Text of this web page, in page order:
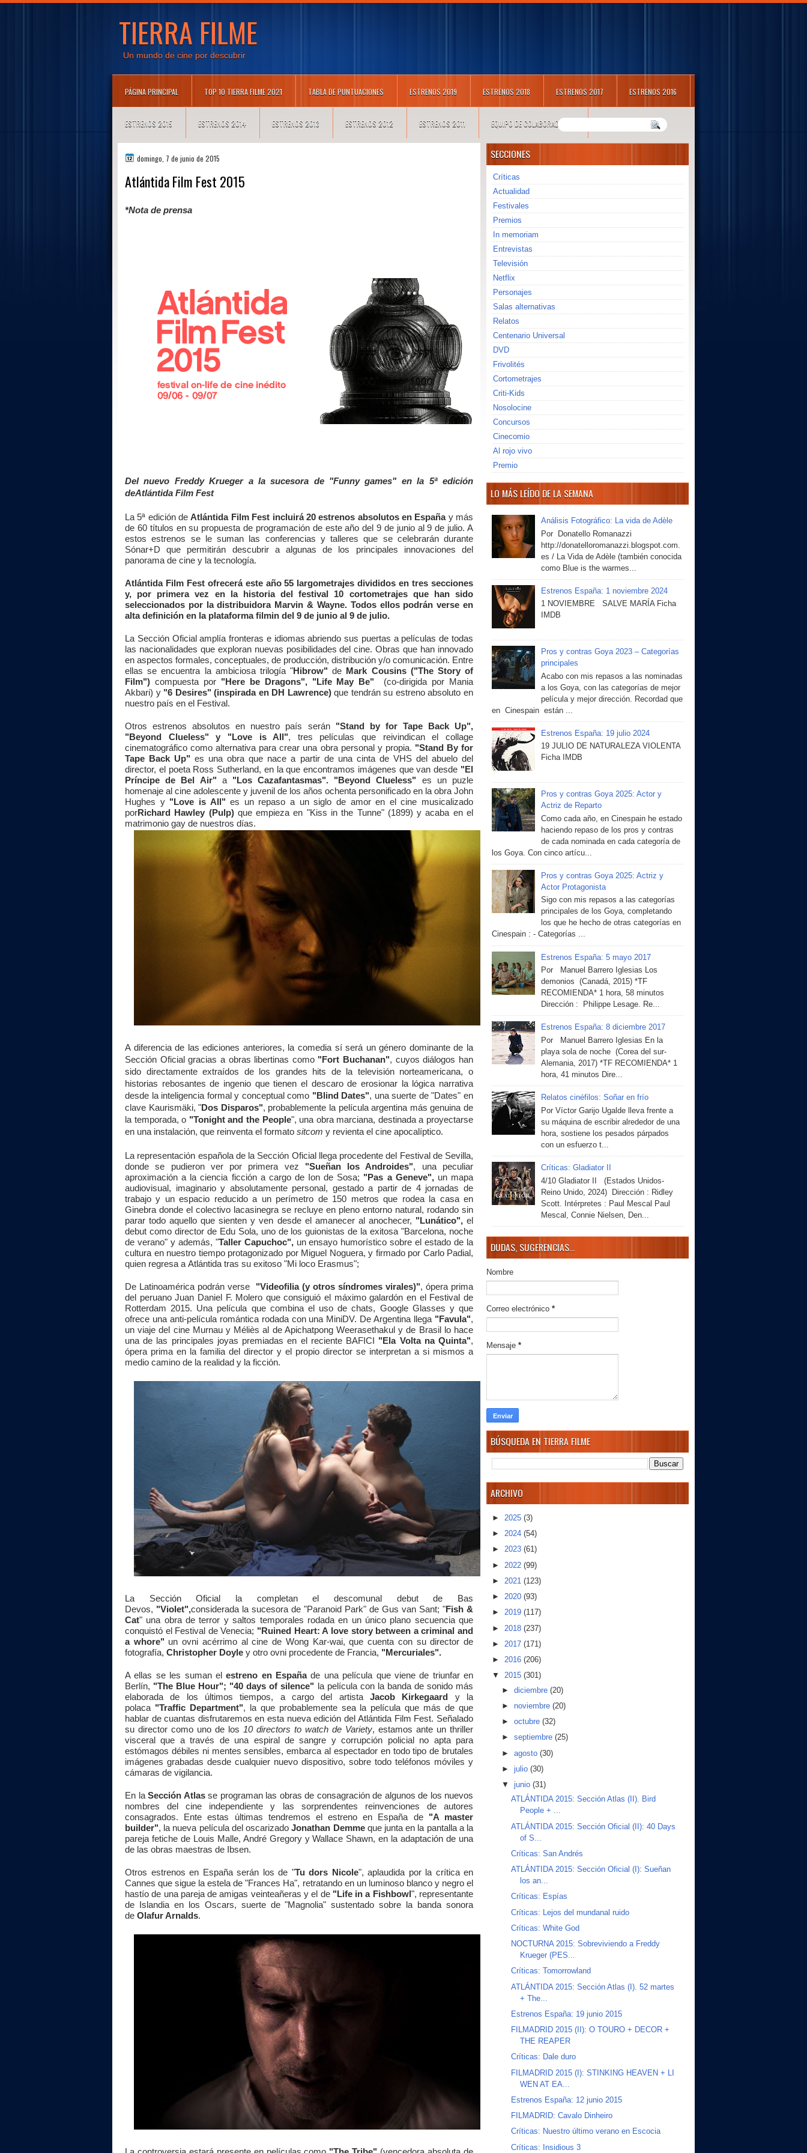
TIERRA FILME
Un mundo de cine por descubrir
PÁGINA PRINCIPAL TOP 10 TIERRA FILME 2021 TABLA DE PUNTUACIONES ESTRENOS 2019 ESTRENOS 2018 ESTRENOS 2017 ESTRENOS 2016
ESTRENOS 2015 ESTRENOS 2014 ESTRENOS 2013 ESTRENOS 2012 ESTRENOS 2011 EQUIPO DE COLABORADORES
domingo, 7 de junio de 2015
Atlántida Film Fest 2015
*Nota de prensa
Del nuevo Freddy Krueger a la sucesora de "Funny games" en la 5ª edición
deAtlántida Film Fest
La 5ª edición deAtlántidaFilm Fest incluirá 20 estrenos absolutos en Españay más
de 60 títulos en su propuesta de programación de este año del 9 de junio al 9 de julio. A
estos estrenos se le suman las conferencias y talleres que se celebrarán durante
Sónar+D que permitirán descubrir a algunas de los principales innovaciones del
panorama de cine y la tecnología.
AtlántidaFilm Festofrecerá este año55 largometrajes divididos en tres secciones
y, por primera vez en la historia del festival 10 cortometrajesque han sido
seleccionados por la distribuidora Marvin & Wayne. Todos ellos podrán verse en
alta definición en la plataforma filmin del 9 de junio al 9 de julio.
La Sección Oficial amplía fronteras e idiomas abriendo sus puertas a películas de todas
las nacionalidades que exploran nuevas posibilidades del cine. Obras que han innovado
en aspectos formales, conceptuales, de producción, distribución y/o comunicación. Entre
ellas se encuentra la ambiciosa trilogía "Hibrow"de Mark Cousins ("The Story of
Film") compuesta por "Here be Dragons", "Life May Be" (co-dirigida por Mania
Akbari) y "6 Desires"(inspirada en DH Lawrence)que tendrán su estreno absoluto en
nuestro país en el Festival.
Otros estrenos absolutos en nuestro país serán "Stand by for Tape Back Up",
"Beyond Clueless" y "Love is All", tres películas que reivindican el collage
cinematográfico como alternativa para crear una obra personal y propia. "Stand By for
Tape Back Up" es una obra que nace a partir de una cinta de VHS del abuelo del
director, el poeta Ross Sutherland, en la que encontramos imágenes que van desde "El
Príncipe de Bel Air" a "Los Cazafantasmas". "Beyond Clueless" es un puzle
homenaje al cine adolescente y juvenil de los años ochenta personificado en la obra John
Hughes y "Love is All"es un repaso a un siglo de amor en el cine musicalizado
porRichard Hawley (Pulp)que empieza en "Kiss in the Tunne" (1899) y acaba en el
matrimonio gay de nuestros días.
A diferencia de las ediciones anteriores, la comedia sí será un género dominante de la
Sección Oficial gracias a obras libertinas como "Fort Buchanan", cuyos diálogos han
sido directamente extraídos de los grandes hits de la televisión norteamericana, o
historias rebosantes de ingenio que tienen el descaro de erosionar la lógica narrativa
desde la inteligencia formal y conceptual como "Blind Dates", una suerte de "Dates" en
clave Kaurismäki, "Dos Disparos", probablemente la película argentina más genuina de
la temporada, o "Tonight and the People", una obra marciana, destinada a proyectarse
en una instalación, que reinventa el formato sitcom y revienta el cine apocalíptico.
La representación española de la Sección Oficial llega procedente del Festival de Sevilla,
donde se pudieron ver por primera vez "Sueñan los Androides", una peculiar
aproximación a la ciencia ficción a cargo de Ion de Sosa; "Pas a Geneve",un mapa
audiovisual, imaginario y absolutamente personal, gestado a partir de 4 jornadas de
trabajo y un espacio reducido a un perímetro de 150 metros que rodea la casa en
Ginebra donde el colectivo lacasinegra se recluye en pleno entorno natural, rodando sin
parar todo aquello que sienten y ven desde el amanecer al anochecer, "Lunático",el
debut como director de Edu Sola, uno de los guionistas de la exitosa "Barcelona, noche
de verano" y además, "Taller Capuchoc", un ensayo humorístico sobre el estado de la
cultura en nuestro tiempo protagonizado por Miguel Noguera, y firmado por Carlo Padial,
quien regresa a Atlántida tras su exitoso "Mi loco Erasmus";
De Latinoamérica podrán verse "Videofilia (y otros síndromes virales)", ópera prima
del peruano Juan Daniel F. Molero que consiguió el máximo galardón en el Festival de
Rotterdam 2015. Una película que combina el uso de chats, Google Glasses y que
ofrece una anti-película romántica rodada con una MiniDV. De Argentina llega "Favula",
un viaje del cine Murnau y Méliès al de Apichatpong Weerasethakul y de Brasil lo hace
una de las principales joyas premiadas en el reciente BAFICI "Ela Volta na Quinta",
ópera prima en la familia del director y el propio director se interpretan a si mismos a
medio camino de la realidad y la ficción.
La Sección Oficial la completan el descomunal debut de Bas
Devos, "Violet",considerada la sucesora de "Paranoid Park" de Gus van Sant; "Fish &
Cat" una obra de terror y saltos temporales rodada en un único plano secuencia que
conquistó el Festival de Venecia; "Ruined Heart: A love story between a criminal and
a whore" un ovni acérrimo al cine de Wong Kar-wai, que cuenta con su director de
fotografía, Christopher Doyle y otro ovni procedente de Francia, "Mercuriales".
A ellas se les suman elestreno en Españade una película que viene de triunfar en
Berlín, "The Blue Hour"; "40 days of silence" la película con la banda de sonido más
elaborada de los últimos tiempos, a cargo del artista Jacob Kirkegaard y la
polaca "Traffic Department", la que probablemente sea la película que más de que
hablar de cuantas disfrutaremos en esta nueva edición delAtlántida Film Fest. Señalado
su director como uno de los 10 directors to watch de Variety, estamos ante un thriller
visceral que a través de una espiral de sangre y corrupción policial no apta para
estómagos débiles ni mentes sensibles, embarca al espectador en todo tipo de brutales
imágenes grabadas desde cualquier nuevo dispositivo, sobre todo teléfonos móviles y
cámaras de vigilancia.
En la Sección Atlasse programan las obras de consagración de algunos de los nuevos
nombres del cine independiente y las sorprendentes reinvenciones de autores
consagrados. Ente estas últimas tendremos el estreno en España de "A master
builder", la nueva película del oscarizadoJonathan Demmeque junta en la pantalla a la
pareja fetiche de Louis Malle, André Gregory y Wallace Shawn, en la adaptación de una
de las obras maestras de Ibsen.
Otros estrenos en España serán los de "Tu dors Nicole", aplaudida por la crítica en
Cannes que sigue la estela de "Frances Ha", retratando en un luminoso blanco y negro el
hastío de una pareja de amigas veinteañeras y el de "Life in a Fishbowl", representante
de Islandia en los Oscars, suerte de "Magnolia" sustentado sobre la banda sonora
de Olafur Arnalds.
SECCIONES
Críticas
Actualidad
Festivales
Premios
In memoriam
Entrevistas
Televisión
Netflix
Personajes
Salas alternativas
Relatos
Centenario Universal
DVD
Frivolités
Cortometrajes
Criti-Kids
Nosolocine
Concursos
Cinecomio
Al rojo vivo
Premio
LO MÁS LEÍDO DE LA SEMANA
Análisis Fotográfico: La vida de Adèle
Por Donatello Romanazzi
http://donatelloromanazzi.blogspot.com.
es / La Vida de Adèle (también conocida
como Blue is the warmes...
Estrenos España: 1 noviembre 2024
1 NOVIEMBRE SALVE MARÍA Ficha
IMDB
Pros y contras Goya 2023 – Categorías
principales
Acabo con mis repasos a las nominadas
a los Goya, con las categorías de mejor
película y mejor dirección. Recordad que
en Cinespain están ...
Estrenos España: 19 julio 2024
19 JULIO DE NATURALEZA VIOLENTA
Ficha IMDB
Pros y contras Goya 2025: Actor y
Actriz de Reparto
Como cada año, en Cinespain he estado
haciendo repaso de los pros y contras
de cada nominada en cada categoría de
los Goya. Con cinco artícu...
Pros y contras Goya 2025: Actriz y
Actor Protagonista
Sigo con mis repasos a las categorías
principales de los Goya, completando
los que he hecho de otras categorías en
Cinespain : - Categorías ...
Estrenos España: 5 mayo 2017
Por Manuel Barrero Iglesias Los
demonios (Canadá, 2015) *TF
RECOMIENDA* 1 hora, 58 minutos
Dirección : Philippe Lesage. Re...
Estrenos España: 8 diciembre 2017
Por Manuel Barrero Iglesias En la
playa sola de noche (Corea del sur-
Alemania, 2017) *TF RECOMIENDA* 1
hora, 41 minutos Dire...
Relatos cinéfilos: Soñar en frío
Por Víctor Garijo Ugalde lleva frente a
su máquina de escribir alrededor de una
hora, sostiene los pesados párpados
con un esfuerzo t...
Críticas: Gladiator II
4/10 Gladiator II (Estados Unidos-
Reino Unido, 2024) Dirección : Ridley
Scott. Intérpretes : Paul Mescal Paul
Mescal, Connie Nielsen, Den...
DUDAS, SUGERENCIAS...
Nombre
Correo electrónico *
Mensaje *
BÚSQUEDA EN TIERRA FILME
ARCHIVO
► 2025 (3)
► 2024 (54)
► 2023 (61)
► 2022 (99)
► 2021 (123)
► 2020 (93)
► 2019 (117)
► 2018 (237)
► 2017 (171)
► 2016 (206)
▼ 2015 (301)
► diciembre (20)
► noviembre (20)
► octubre (32)
► septiembre (25)
► agosto (30)
► julio (30)
▼ junio (31)
ATLÁNTIDA 2015: Sección Atlas (II). Bird
People + ...
ATLÁNTIDA 2015: Sección Oficial (II): 40 Days
of S...
Críticas: San Andrés
ATLÁNTIDA 2015: Sección Oficial (I): Sueñan
los an...
Críticas: Espías
Críticas: Lejos del mundanal ruido
Críticas: White God
NOCTURNA 2015: Sobreviviendo a Freddy
Krueger (PES...
Críticas: Tomorrowland
ATLÁNTIDA 2015: Sección Atlas (I). 52 martes
+ The...
Estrenos España: 19 junio 2015
FILMADRID 2015 (II): O TOURO + DECOR +
THE REAPER
Críticas: Dale duro
FILMADRID 2015 (I): STINKING HEAVEN + LI
WEN AT EA...
Estrenos España: 12 junio 2015
FILMADRID: Cavalo Dinheiro
Críticas: Nuestro último verano en Escocia
Críticas: Insidious 3